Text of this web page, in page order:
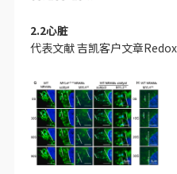
2.2心脏
代表文献 吉凯客户文章